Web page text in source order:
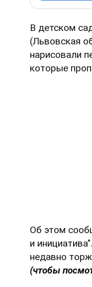
В детском
(Львовская
нарисовали
которые
Об этом
и
недавно
(чтобы